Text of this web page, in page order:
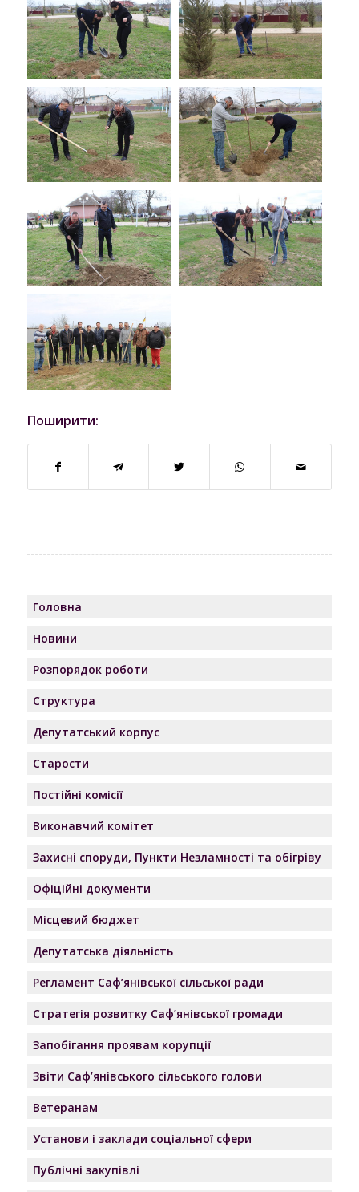
Поширити:
Головна
Новини
Розпорядок роботи
Структура
Депутатський корпус
Старости
Постійні комісії
Виконавчий комітет
Захисні споруди, Пункти Незламності та обігріву
Офіційні документи
Місцевий бюджет
Депутатська діяльність
Регламент Саф’янівської сільської ради
Стратегія розвитку Саф’янівської громади
Запобігання проявам корупції
Звіти Саф’янівського сільського голови
Ветеранам
Установи і заклади соціальної сфери
Публічні закупівлі